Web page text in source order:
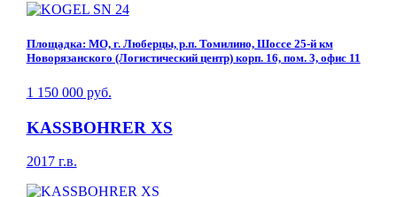
Площадка: МО, г. Люберцы, р.п. Томилино, Шоссе 25-й км
Новорязанского (Логистический центр) корп. 16, пом. 3, офис 11
1 150 000 руб.
KASSBOHRER XS
2017 г.в.